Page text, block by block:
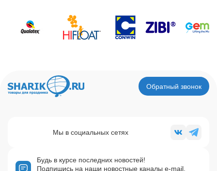
Обратный звонок
Будь в курсе последних новостей!
Подпишись на наши новостные каналы e-mail,
Мы в социальных сетях